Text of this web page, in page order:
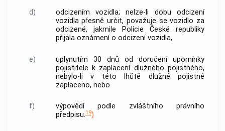
d)
odcizením vozidla; nelze-li dobu odcizení
vozidla přesně určit, považuje se vozidlo za
odcizené, jakmile
Policie České republiky
přijala oznámení o odcizení vozidla,
e)
uplynutím 30 dnů od doručení upomínky
pojistitele k zaplacení dlužného pojistného,
nebylo-li v této lhůtě dlužné pojistné
zaplaceno, nebo
f)
výpovědí podle zvláštního právního
předpisu.19)